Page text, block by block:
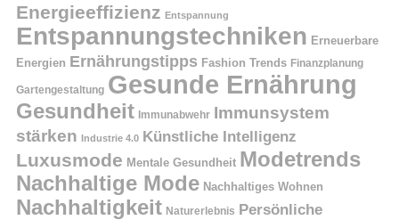
Energieeffizienz Entspannung
Entspannungstechniken Erneuerbare
Energien Ernährungstipps Fashion Trends Finanzplanung
Gartengestaltung Gesunde Ernährung
Gesundheit Immunabwehr Immunsystem
stärken Industrie 4.0 Künstliche Intelligenz
Luxusmode Mentale Gesundheit Modetrends
Nachhaltige Mode Nachhaltiges Wohnen
Nachhaltigkeit Naturerlebnis Persönliche